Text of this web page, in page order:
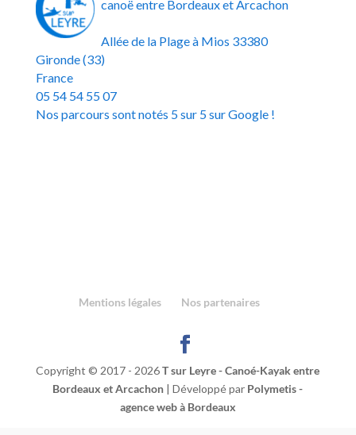
canoë entre Bordeaux et Arcachon
Allée de la Plageà Mios 33380
Gironde (33)
France
05 54 54 55 07
Nos parcours sont notés 5 sur 5 sur Google !
Mentions légales Nos partenaires
Copyright © 2017 - 2026T sur Leyre - Canoé-Kayak entre
Bordeaux et Arcachon | Développé par Polymetis -
agence web à Bordeaux